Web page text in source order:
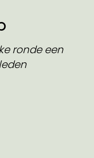
ronde een